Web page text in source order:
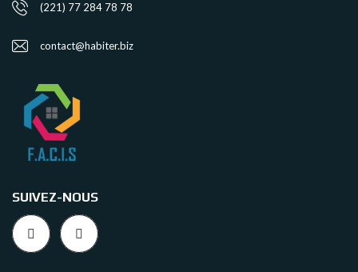
(221) 77 284 78 78
contact@habiter.biz
SUIVEZ-NOUS